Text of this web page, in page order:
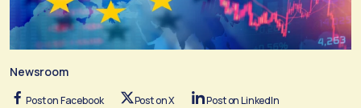
Newsroom
Post on Facebook Post on X Post on LinkedIn